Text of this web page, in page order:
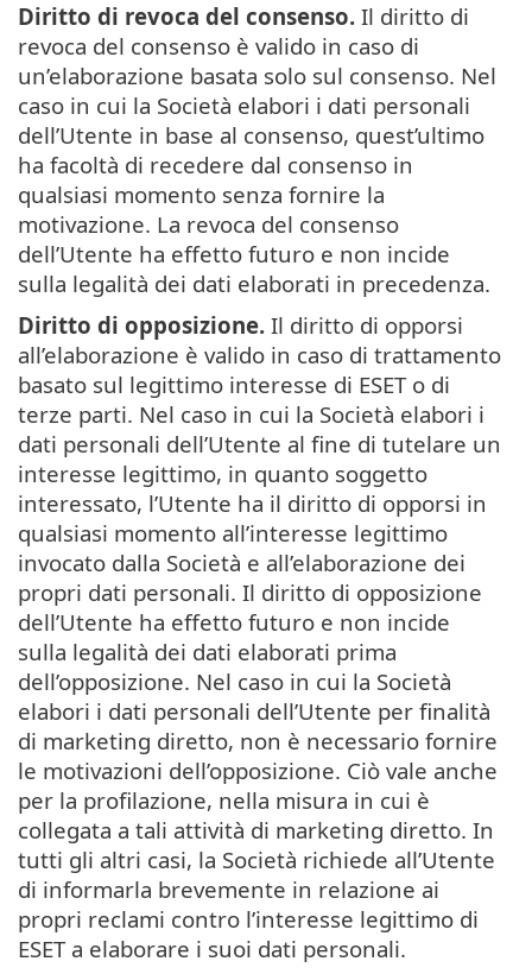
Diritto di revoca del consenso. Il diritto di
revoca del consenso è valido in caso di
un’elaborazione basata solo sul consenso. Nel
caso in cui la Società elabori i dati personali
dell’Utente in base al consenso, quest’ultimo
ha facoltà di recedere dal consenso in
qualsiasi momento senza fornire la
motivazione. La revoca del consenso
dell’Utente ha effetto futuro e non incide
sulla legalità dei dati elaborati in precedenza.
Diritto di opposizione. Il diritto di opporsi
all’elaborazione è valido in caso di trattamento
basato sul legittimo interesse di ESET o di
terze parti. Nel caso in cui la Società elabori i
dati personali dell’Utente al fine di tutelare un
interesse legittimo, in quanto soggetto
interessato, l’Utente ha il diritto di opporsi in
qualsiasi momento all’interesse legittimo
invocato dalla Società e all’elaborazione dei
propri dati personali. Il diritto di opposizione
dell’Utente ha effetto futuro e non incide
sulla legalità dei dati elaborati prima
dell’opposizione. Nel caso in cui la Società
elabori i dati personali dell’Utente per finalità
di marketing diretto, non è necessario fornire
le motivazioni dell’opposizione. Ciò vale anche
per la profilazione, nella misura in cui è
collegata a tali attività di marketing diretto. In
tutti gli altri casi, la Società richiede all’Utente
di informarla brevemente in relazione ai
propri reclami contro l’interesse legittimo di
ESET a elaborare i suoi dati personali.